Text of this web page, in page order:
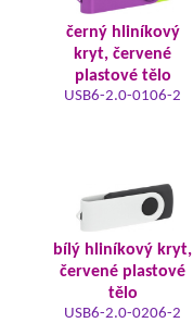
černý hliníkový
kryt, červené
plastové tělo
USB6-2.0-0106-2
bílý hliníkový kryt,
červené plastové
tělo
USB6-2.0-0206-2